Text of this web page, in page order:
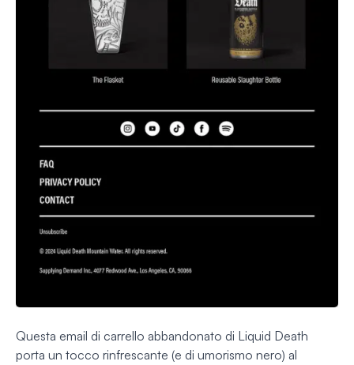
Questa email di carrello abbandonato di Liquid Death
porta un tocco rinfrescante (e di umorismo nero) al